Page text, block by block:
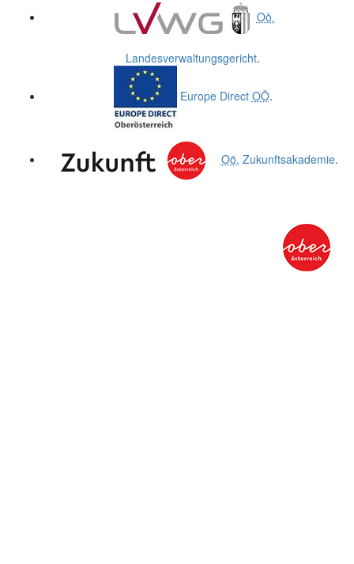
Oö.
Landesverwaltungsgericht.
Europe Direct OÖ.
Oö. Zukunftsakademie.